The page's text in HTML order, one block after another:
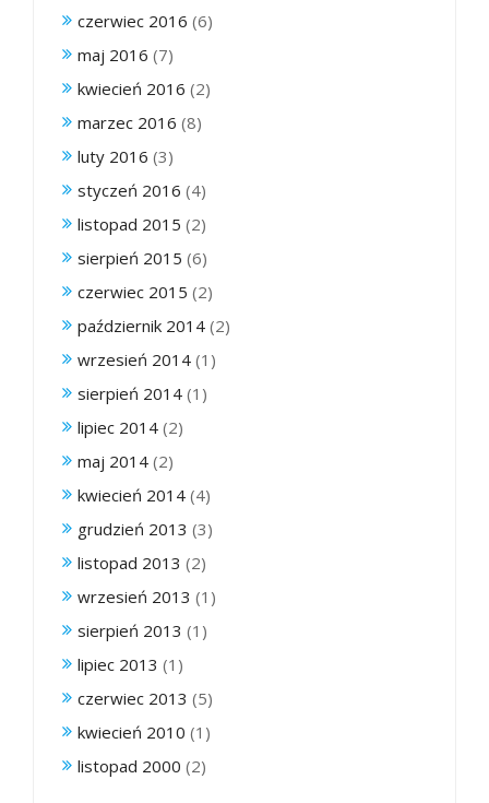
czerwiec 2016 (6)
maj 2016 (7)
kwiecień 2016 (2)
marzec 2016 (8)
luty 2016 (3)
styczeń 2016 (4)
listopad 2015 (2)
sierpień 2015 (6)
czerwiec 2015 (2)
październik 2014 (2)
wrzesień 2014 (1)
sierpień 2014 (1)
lipiec 2014 (2)
maj 2014 (2)
kwiecień 2014 (4)
grudzień 2013 (3)
listopad 2013 (2)
wrzesień 2013 (1)
sierpień 2013 (1)
lipiec 2013 (1)
czerwiec 2013 (5)
kwiecień 2010 (1)
listopad 2000 (2)